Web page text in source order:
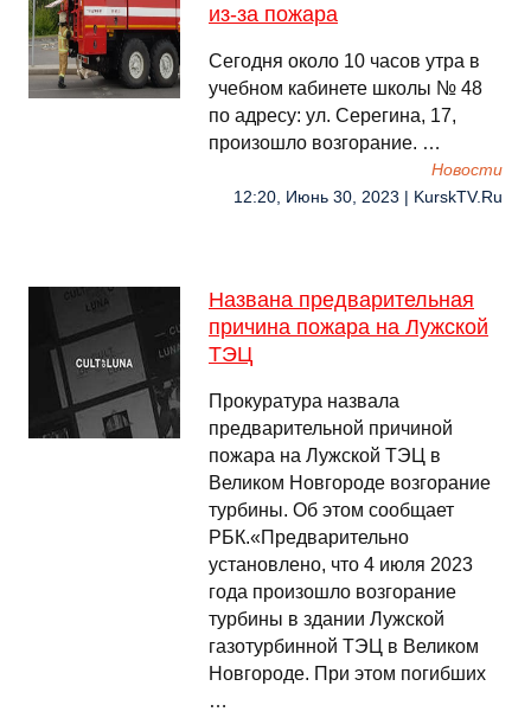
из-за пожара
Сегодня около 10 часов утра в
учебном кабинете школы № 48
по адресу: ул. Серегина, 17,
произошло возгорание. …
Новости
12:20, Июнь 30, 2023 | KurskTV.Ru
Названа предварительная
причина пожара на Лужской
ТЭЦ
Прокуратура назвала
предварительной причиной
пожара на Лужской ТЭЦ в
Великом Новгороде возгорание
турбины. Об этом сообщает
РБК.«Предварительно
установлено, что 4 июля 2023
года произошло возгорание
турбины в здании Лужской
газотурбинной ТЭЦ в Великом
Новгороде. При этом погибших
…